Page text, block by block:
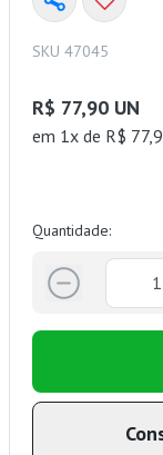
SKU 47045
R$ 77,90 UN
em 1x de R$
Quantidade: